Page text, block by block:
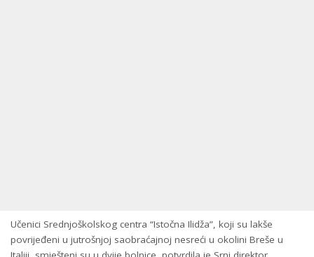
Učenici Srednjoškolskog centra “Istočna Ilidža”, koji su lakše
povrijeđeni u jutrošnjoj saobraćajnoj nesreći u okolini Breše u